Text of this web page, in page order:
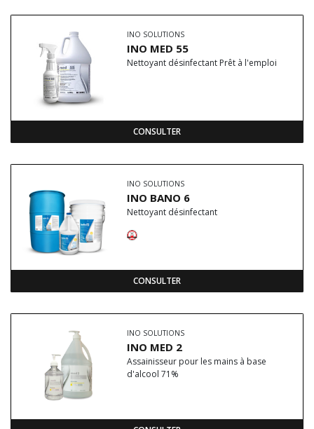
INO SOLUTIONS
INO MED 55
Nettoyant désinfectant Prêt à l'emploi
CONSULTER
INO SOLUTIONS
INO BANO 6
Nettoyant désinfectant
CONSULTER
INO SOLUTIONS
INO MED 2
Assainisseur pour les mains à base
d'alcool 71%